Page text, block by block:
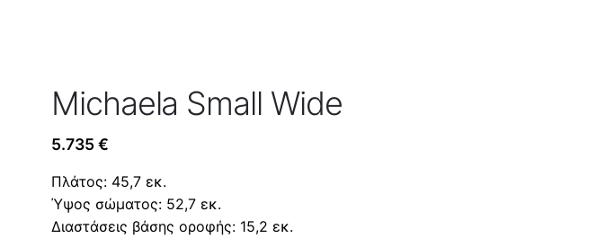
Michaela Small Wide
5.735 €
Πλάτος: 45,7 εκ.
Ύψος σώματος: 52,7 εκ.
Διαστάσεις βάσης οροφής: 15,2 εκ.